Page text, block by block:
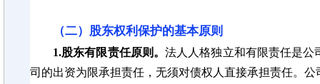
（二）股东权利保护的基本原则
1.股东有限责任原则。法人人格独立和有限责任是
司的出资为限承担责任，无须对债权人直接承担责任。